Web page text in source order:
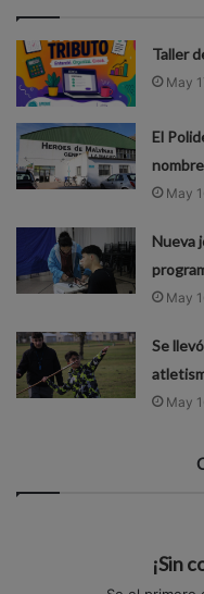
Taller
May
El
May
Nueva
May
Se
May
¡Sin